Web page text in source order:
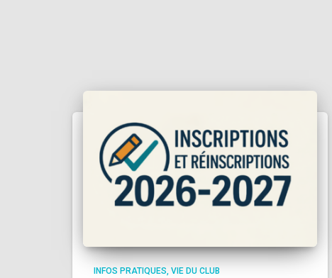
INFOS PRATIQUES VIE DU CLUB